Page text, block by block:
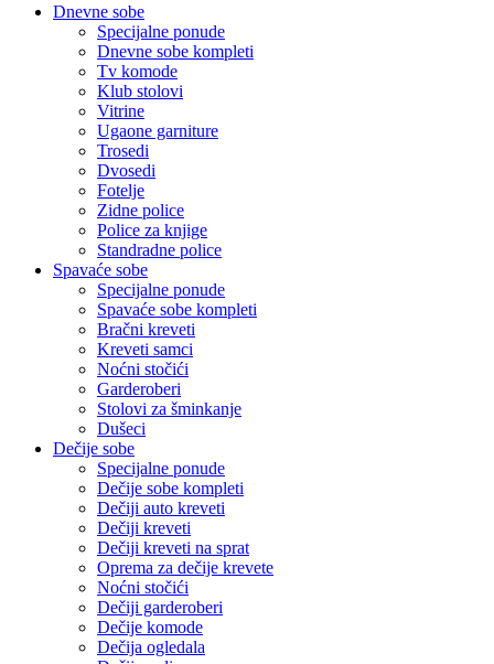
Dnevne sobe
Specijalne ponude
Dnevne sobe kompleti
Tv komode
Klub stolovi
Vitrine
Ugaone garniture
Trosedi
Dvosedi
Fotelje
Zidne police
Police za knjige
Standradne police
Spavaće sobe
Specijalne ponude
Spavaće sobe kompleti
Bračni kreveti
Kreveti samci
Noćni stočići
Garderoberi
Stolovi za šminkanje
Dušeci
Dečije sobe
Specijalne ponude
Dečije sobe kompleti
Dečiji auto kreveti
Dečiji kreveti
Dečiji kreveti na sprat
Oprema za dečije krevete
Noćni stočići
Dečiji garderoberi
Dečije komode
Dečija ogledala